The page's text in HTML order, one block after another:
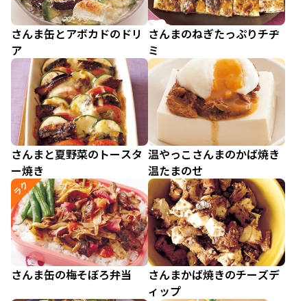
さんま缶とアボカドのドリ
ア
さんまのねぎたっぷりチヂ
ミ
さんまと夏野菜のトースタ
ー焼き
温やっこさんまのかば焼き
温たまのせ
ラク
さんま缶の梅そぼろ弁当
さんまかば焼きのチーズデ
ィップ